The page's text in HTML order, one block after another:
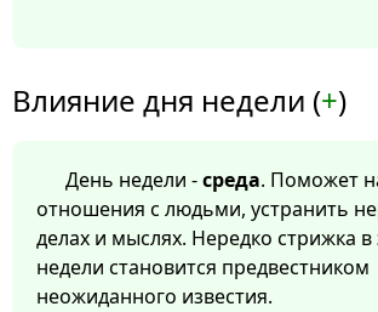
Влияние дня недели (+)
День недели -среда. Поможет
отношения с людьми, устранить
делах и мыслях. Нередко стрижка в
недели становится предвестником
неожиданного известия.